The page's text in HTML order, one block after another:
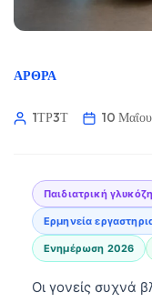
ΆΡΘΡΑ
1ΤΡ3Τ 10
Παιδιατρική γλυκόζη
Ερμηνεία
Ενημέρωση 2026
Οι γονείς συχνά